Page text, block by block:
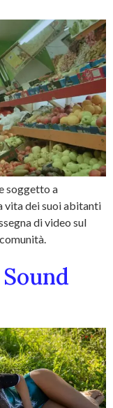
soggetto a
vita dei suoi abitanti
di video sul